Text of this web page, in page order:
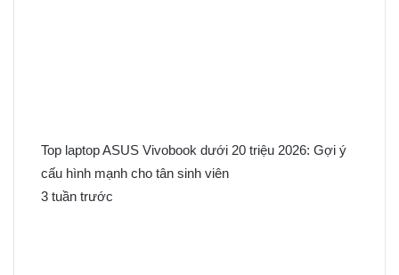
Top laptop ASUS Vivobook dưới 20 triệu 2026: Gợi ý
cấu hình mạnh cho tân sinh viên
3 tuần trước